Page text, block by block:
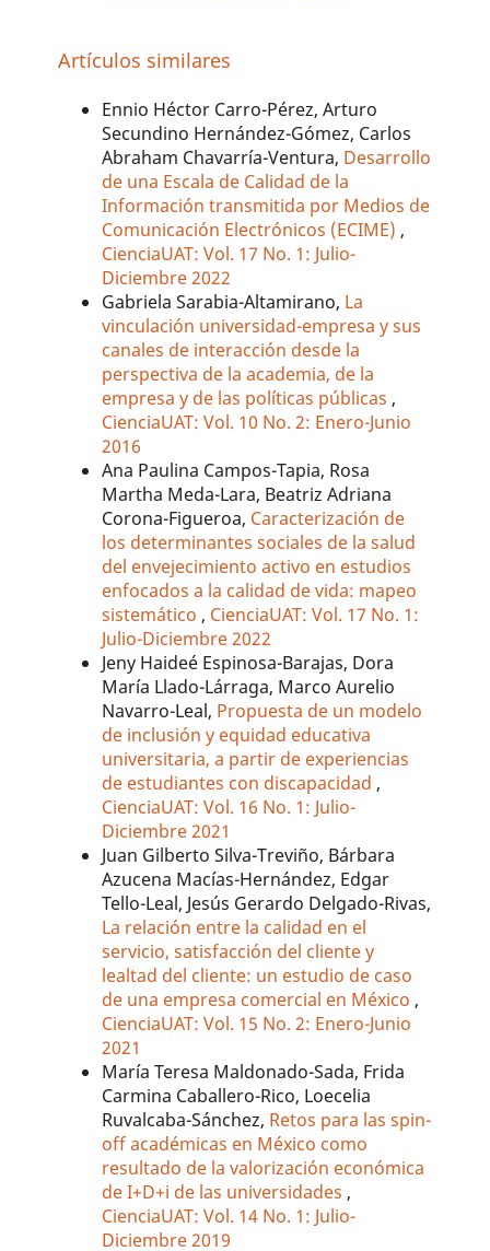
Artículos similares
Ennio Héctor Carro-Pérez, Arturo
Secundino Hernández-Gómez, Carlos
Abraham Chavarría-Ventura, Desarrollo
de una Escala de Calidad de la
Información transmitida por Medios de
Comunicación Electrónicos (ECIME) ,
CienciaUAT: Vol. 17 No. 1: Julio-
Diciembre 2022
Gabriela Sarabia-Altamirano, La
vinculación universidad-empresa y sus
canales de interacción desde la
perspectiva de la academia, de la
empresa y de las políticas públicas ,
CienciaUAT: Vol. 10 No. 2: Enero-Junio
2016
Ana Paulina Campos-Tapia, Rosa
Martha Meda-Lara, Beatriz Adriana
Corona-Figueroa, Caracterización de
los determinantes sociales de la salud
del envejecimiento activo en estudios
enfocados a la calidad de vida: mapeo
sistemático , CienciaUAT: Vol. 17 No. 1:
Julio-Diciembre 2022
Jeny Haideé Espinosa-Barajas, Dora
María Llado-Lárraga, Marco Aurelio
Navarro-Leal, Propuesta de un modelo
de inclusión y equidad educativa
universitaria, a partir de experiencias
de estudiantes con discapacidad ,
CienciaUAT: Vol. 16 No. 1: Julio-
Diciembre 2021
Juan Gilberto Silva-Treviño, Bárbara
Azucena Macías-Hernández, Edgar
Tello-Leal, Jesús Gerardo Delgado-Rivas,
La relación entre la calidad en el
servicio, satisfacción del cliente y
lealtad del cliente: un estudio de caso
de una empresa comercial en México ,
CienciaUAT: Vol. 15 No. 2: Enero-Junio
2021
María Teresa Maldonado-Sada, Frida
Carmina Caballero-Rico, Loecelia
Ruvalcaba-Sánchez, Retos para las spin-
off académicas en México como
resultado de la valorización económica
de I+D+i de las universidades ,
CienciaUAT: Vol. 14 No. 1: Julio-
Diciembre 2019